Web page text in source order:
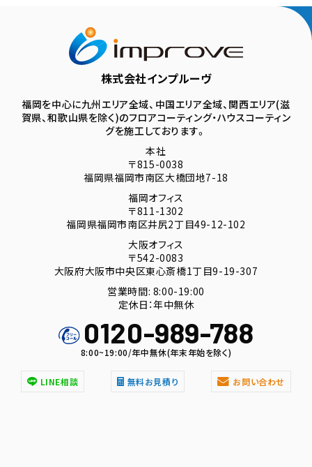
株式会社インプルーヴ
福岡を中心に九州エリア全域、中国エリア全域、関西エリア(滋
賀県、和歌山県を除く)のフロアコーティング・ハウスコーティン
グを施工しております。
本社
〒815-0038
福岡県福岡市南区大橋団地7-18
福岡オフィス
〒811-1302
福岡県福岡市南区井尻2丁目49-12-102
大阪オフィス
〒542-0083
大阪府大阪市中央区東心斎橋1丁目9-19-307
営業時間: 8:00-19:00
定休日：年中無休
0120-989-788
8:00~19:00/年中無休(年末年始を除く)
LINE相談 無料お見積り お問い合わせ